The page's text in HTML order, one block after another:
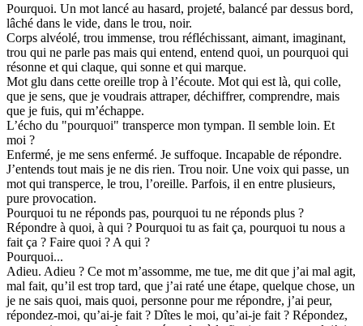
Pourquoi. Un mot lancé au hasard, projeté, balancé par dessus bord,
lâché dans le vide, dans le trou, noir.
Corps alvéolé, trou immense, trou réfléchissant, aimant, imaginant,
trou qui ne parle pas mais qui entend, entend quoi, un pourquoi qui
résonne et qui claque, qui sonne et qui marque.
Mot glu dans cette oreille trop à l’écoute. Mot qui est là, qui colle,
que je sens, que je voudrais attraper, déchiffrer, comprendre, mais
que je fuis, qui m’échappe.
L’écho du "pourquoi" transperce mon tympan. Il semble loin. Et
moi ?
Enfermé, je me sens enfermé. Je suffoque. Incapable de répondre.
J’entends tout mais je ne dis rien. Trou noir. Une voix qui passe, un
mot qui transperce, le trou, l’oreille. Parfois, il en entre plusieurs,
pure provocation.
Pourquoi tu ne réponds pas, pourquoi tu ne réponds plus ?
Répondre à quoi, à qui ? Pourquoi tu as fait ça, pourquoi tu nous a
fait ça ? Faire quoi ? A qui ?
Pourquoi...
Adieu. Adieu ? Ce mot m’assomme, me tue, me dit que j’ai mal agit,
mal fait, qu’il est trop tard, que j’ai raté une étape, quelque chose, un
je ne sais quoi, mais quoi, personne pour me répondre, j’ai peur,
répondez-moi, qu’ai-je fait ? Dîtes le moi, qu’ai-je fait ? Répondez,